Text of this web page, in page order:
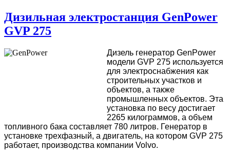
Дизильная электростанция GenPower
GVP 275
Дизель генератор GenPower
модели GVP 275 используется
для электроснабжения как
строительных участков и
объектов, а также
промышленных объектов. Эта
установка по весу достигает
2265 килограммов, а объем
топливного бака составляет 780 литров. Генератор в
установке трехфазный, а двигатель, на котором GVP 275
работает, производства компании Volvo.